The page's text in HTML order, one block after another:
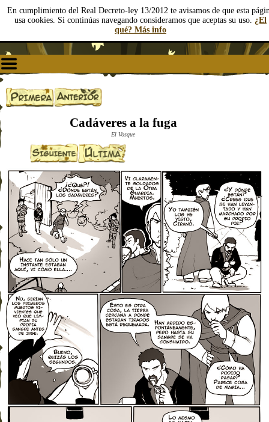
En cumplimiento del Real Decreto-ley 13/2012 te avisamos de que esta
usa cookies. Si continúas navegando consideramos que aceptas su uso. ¿El
qué? Más info
Cadáveres a la fuga
El Vosque